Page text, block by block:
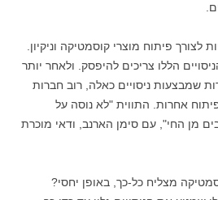
לצורך פיתוח מוצרי קוסמטיקה וניקיון.
הללו צריכים להיפסק. ולאחר יותר
שמבצעות ניסויים כאלה, רוב חברות
אחרות. התווית "לא נוסה על
מן החי", עם סימן הארנב, ודאי מוכרת
מצליח כל-כך, באופן יחסי?